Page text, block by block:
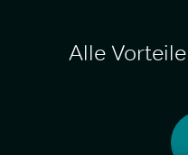
Alle